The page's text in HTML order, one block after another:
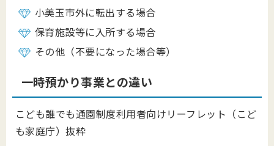
小美玉市外に転出する場合
保育施設等に入所する場合
その他（不要になった場合等）
一時預かり事業との違い
こども誰でも通園制度利用者向けリーフレット（こど
も家庭庁）抜粋